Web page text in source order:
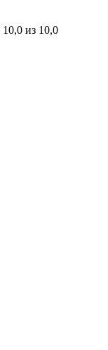
10,0 из 10,0